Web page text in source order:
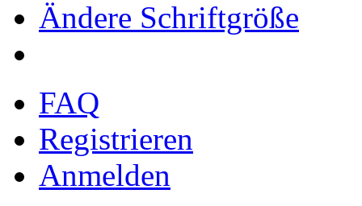
Ändere Schriftgröße
FAQ
Registrieren
Anmelden